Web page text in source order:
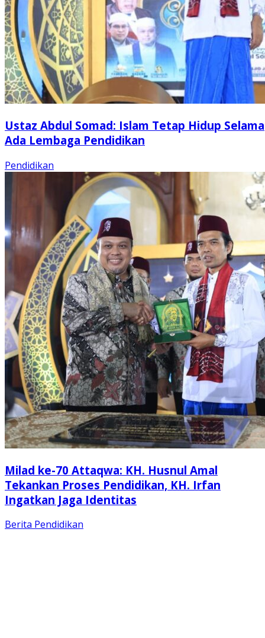
Ustaz Abdul Somad: Islam Tetap Hidup Selama
Ada Lembaga Pendidikan
Pendidikan
Milad ke-70 Attaqwa: KH. Husnul Amal
Tekankan Proses Pendidikan, KH. Irfan
Ingatkan Jaga Identitas
Berita Pendidikan